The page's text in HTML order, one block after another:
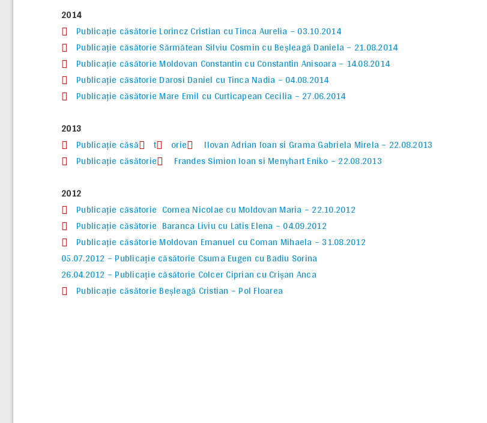
2014
Publicaţie căsătorie Lorincz Cristian cu Tinca Aurelia – 03.10.2014
Publicaţie căsătorie Sărmătean Silviu Cosmin cu Beşleagă Daniela – 21.08.2014
Publicaţie căsătorie Moldovan Constantin cu Constantin Anisoara – 14.08.2014
Publicaţie căsătorie Darosi Daniel cu Tinca Nadia – 04.08.2014
Publicaţie căsătorie Mare Emil cu Curticapean Cecilia – 27.06.2014
2013
Publicaţie căsă
t orie
Ilovan Adrian Ioan si Grama Gabriela Mirela – 22.08.2013
Publicaţie căsătorie
Frandes Simion Ioan si Menyhart Eniko – 22.08.2013
2012
Publicaţie căsătorie Cornea Nicolae cu Moldovan Maria – 22.10.2012
Publicaţie căsătorie Baranca Liviu cu Latis Elena – 04.09.2012
Publicaţie căsătorie Moldovan Emanuel cu Coman Mihaela – 31.08.2012
05.07.2012 – Publicaţie căsătorie Csuma Eugen cu Badiu Sorina
26.04.2012 – Publicaţie căsătorie Colcer Ciprian cu Crişan Anca
Publicaţie căsătorie Beşleagă Cristian – Pol Floarea